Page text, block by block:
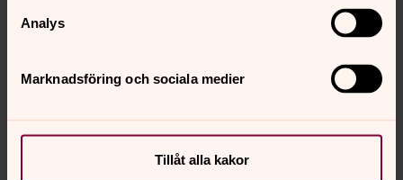
Analys
Marknadsföring och sociala medier
Tillåt alla kakor
Awa Vik
awa.vik@svenskakyrkan.se